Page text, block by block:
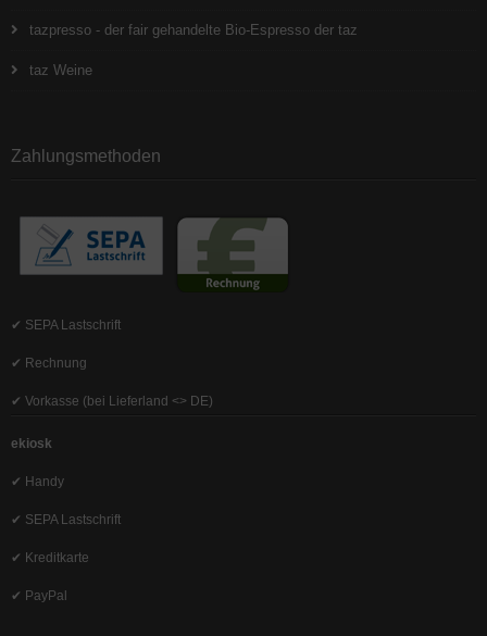
tazpresso - der fair gehandelte Bio-Espresso der taz
taz Weine
Zahlungsmethoden
✔ SEPA Lastschrift
✔ Rechnung
✔ Vorkasse (bei Lieferland <> DE)
ekiosk
✔ Handy
✔ SEPA Lastschrift
✔ Kreditkarte
✔ PayPal